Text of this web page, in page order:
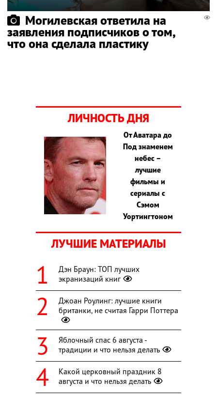
Могилевская ответила на
заявления подписчиков о том,
что она сделала пластику
ЛИЧНОСТЬ ДНЯ
От Аватара до
Под знаменем
небес –
лучшие
фильмы и
сериалы с
Сэмом
Уортингтоном
ЛУЧШИЕ МАТЕРИАЛЫ
Дэн Браун: ТОП лучших
экранизаций книг
Джоан Роулинг: лучшие книги
британки, не считая Гарри Поттера
Яблочный спас 6 августа -
традиции и что нельзя делать
Какой церковный праздник 8
августа и что нельзя делать